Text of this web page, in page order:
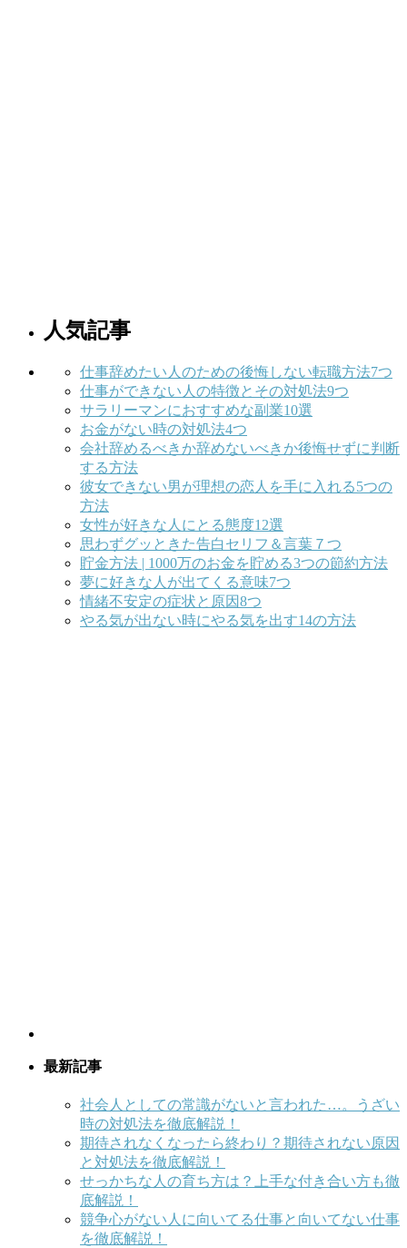
人気記事
仕事辞めたい人のための後悔しない転職方法7つ
仕事ができない人の特徴とその対処法9つ
サラリーマンにおすすめな副業10選
お金がない時の対処法4つ
会社辞めるべきか辞めないべきか後悔せずに判断
する方法
彼女できない男が理想の恋人を手に入れる5つの
方法
女性が好きな人にとる態度12選
思わずグッときた告白セリフ＆言葉７つ
貯金方法 | 1000万のお金を貯める3つの節約方法
夢に好きな人が出てくる意味7つ
情緒不安定の症状と原因8つ
やる気が出ない時にやる気を出す14の方法
最新記事
社会人としての常識がないと言われた…。うざい
時の対処法を徹底解説！
期待されなくなったら終わり？期待されない原因
と対処法を徹底解説！
せっかちな人の育ち方は？上手な付き合い方も徹
底解説！
競争心がない人に向いてる仕事と向いてない仕事
を徹底解説！